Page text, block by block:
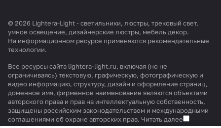
© 2026 Lightera-Light - светильники, люстры, трековый свет,
умное освещение, дизайнерские люстры, мебель декор.
На информационном ресурсе применяются рекомендательные
технологии.
Все ресурсы сайта lightera-light.ru, включая (но не
ограничиваясь) текстовую, графическую, фотографическую и
видео информацию, структуру, дизайн и оформление страниц,
доменное имя, фирменное наименование являются объектами
авторского права и прав на интеллектуальную собственность,
защищены российским законодательством и международными
соглашениями об охране авторских прав. Читать далее